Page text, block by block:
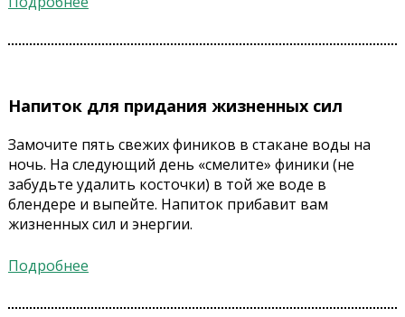
Напиток для придания жизненных сил
Замочите пять свежих фиников в стакане воды на
ночь. На следующий день «смелите» финики (не
забудьте удалить косточки) в той же воде в
блендере и выпейте. Напиток прибавит вам
жизненных сил и энергии.
Подробнее